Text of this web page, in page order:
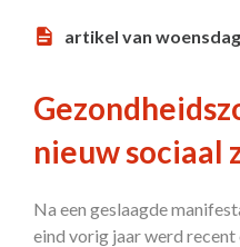
artikel van
nieuw sociaal
Na een geslaagde
eind vorig jaar werd